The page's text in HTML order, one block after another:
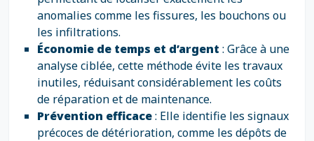
anomalies comme les fissures, les bouchons ou
les infiltrations.
Économie de temps et d’argent : Grâce à une
analyse ciblée, cette méthode évite les travaux
inutiles, réduisant considérablement les coûts
de réparation et de maintenance.
Prévention efficace: Elle identifie les signaux
précoces de détérioration, comme les dépôts de